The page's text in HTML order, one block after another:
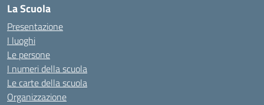
La Scuola
Presentazione
I luoghi
Le persone
I numeri della scuola
Le carte della scuola
Organizzazione